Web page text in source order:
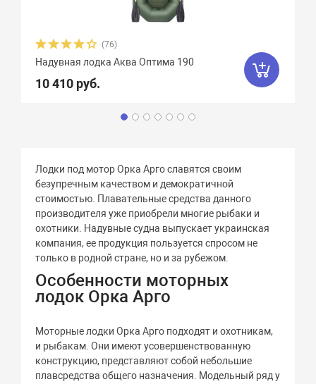
(76)
Надувная лодка Аква Оптима 190
10 410 руб.
Лодки под мотор Орка Арго славятся своим
безупречным качеством и демократичной
стоимостью. Плавательные средства данного
производителя уже приобрели многие рыбаки и
охотники. Надувные судна выпускает украинская
компания, ее продукция пользуется спросом не
только в родной стране, но и за рубежом.
Особенности моторных
лодок Орка Арго
Моторные лодки Орка Арго подходят и охотникам,
и рыбакам. Они имеют усовершенствованную
конструкцию, представляют собой небольшие
плавсредства общего назначения. Модельный ряд у